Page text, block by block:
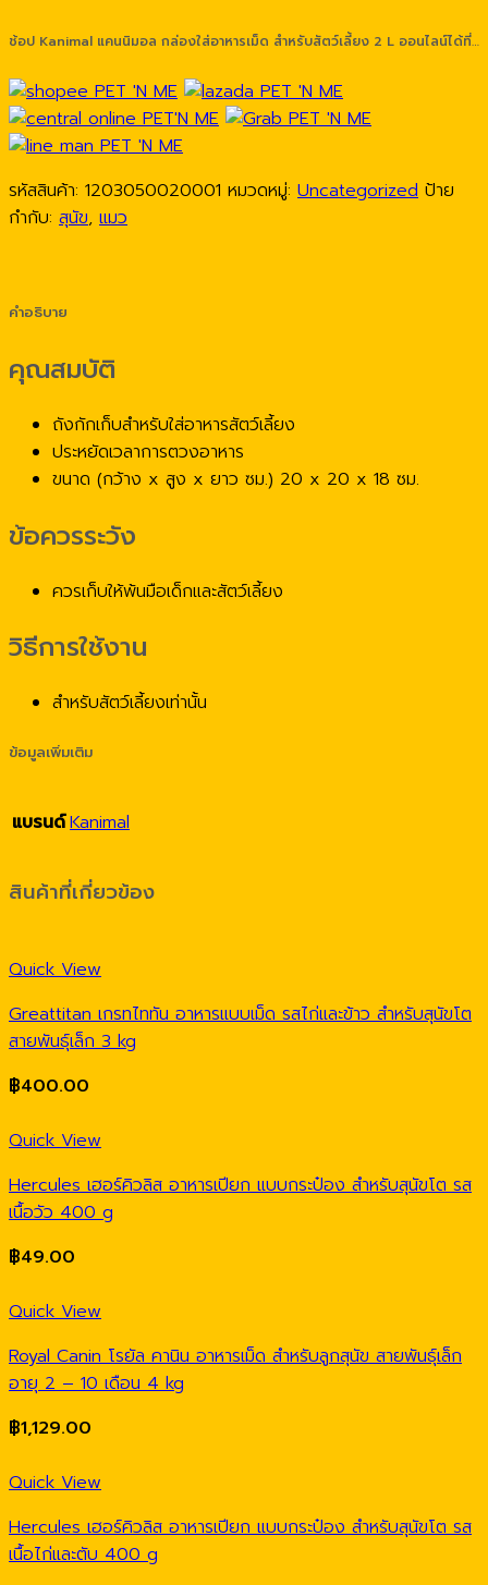
ช้อป Kanimal แคนนิมอล กล่องใส่อาหารเม็ด สำหรับสัตว์เลี้ยง 2 L ออนไลน์ได้ที่…
รหัสสินค้า: 1203050020001 หมวดหมู่: Uncategorized ป้าย
กำกับ: สุนัข, แมว
คำอธิบาย
คุณสมบัติ
ถังกักเก็บสำหรับใส่อาหารสัตว์เลี้ยง
ประหยัดเวลาการตวงอาหาร
ขนาด (กว้าง x สูง x ยาว ซม.) 20 x 20 x 18 ซม.
ข้อควรระวัง
ควรเก็บให้พ้นมือเด็กและสัตว์เลี้ยง
วิธีการใช้งาน
สำหรับสัตว์เลี้ยงเท่านั้น
ข้อมูลเพิ่มเติม
แบรนด์Kanimal
สินค้าที่เกี่ยวข้อง
Quick View
Greattitan เกรทไททัน อาหารแบบเม็ด รสไก่และข้าว สำหรับสุนัขโต
สายพันธุ์เล็ก 3 kg
฿400.00
Quick View
Hercules เฮอร์คิวลิส อาหารเปียก แบบกระป๋อง สำหรับสุนัขโต รส
เนื้อวัว 400 g
฿49.00
Quick View
Royal Canin โรยัล คานิน อาหารเม็ด สำหรับลูกสุนัข สายพันธุ์เล็ก
อายุ 2 – 10 เดือน 4 kg
฿1,129.00
Quick View
Hercules เฮอร์คิวลิส อาหารเปียก แบบกระป๋อง สำหรับสุนัขโต รส
เนื้อไก่และตับ 400 g